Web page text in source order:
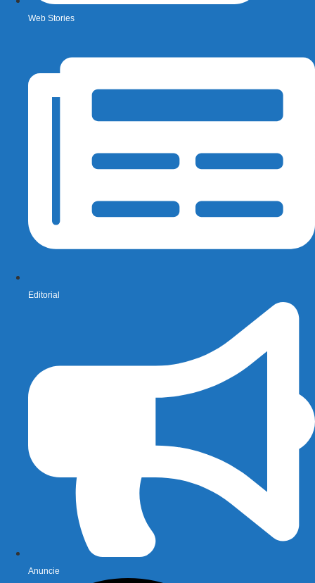
Web Stories
Editorial
Anuncie